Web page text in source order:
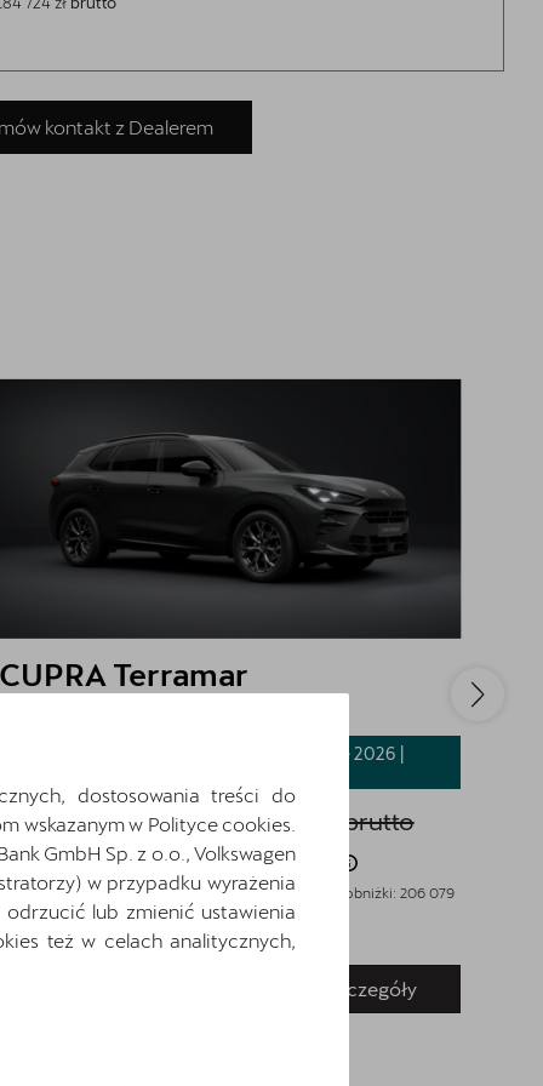
kontakt z Dealerem
CUPRA Terramar
CUPRA Summer Drive 2026 |
katalogowa:206 079 zł brutto
182 966 złbrutto
Najniższa cena sprzed 30 dni przed wprowadzeniem obniżki: 206 079
złbrutto
Pokaż szczegóły
dostosowania treści do
wskazanym w Polityce cookies.
GmbH Sp. z o.o., Volkswagen
w przypadku wyrażenia
lub zmienić ustawienia
też w celach analitycznych,